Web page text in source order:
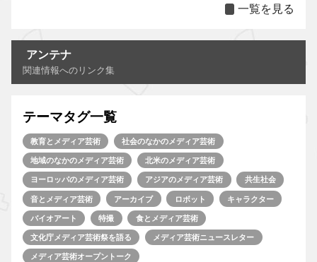
一覧を見る
アンテナ
関連情報へのリンク集
テーマタグ一覧
教育とメディア芸術 社会のなかのメディア芸術
地域のなかのメディア芸術 北米のメディア芸術
ヨーロッパのメディア芸術 アジアのメディア芸術 共生社会
音とメディア芸術 アーカイブ ロボット キャラクター
バイオアート 特撮 食とメディア芸術
文化庁メディア芸術祭を語る メディア芸術ニュースレター
メディア芸術オープントーク